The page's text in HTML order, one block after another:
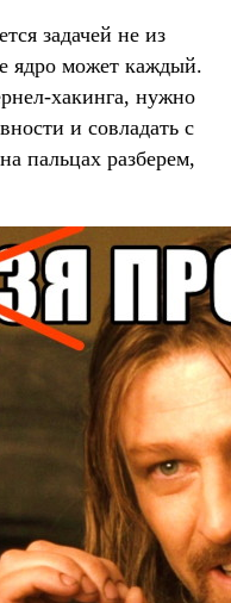
задачей не из
ядро может каждый.
хакинга, нужно
и совладать с
пальцах разберем,